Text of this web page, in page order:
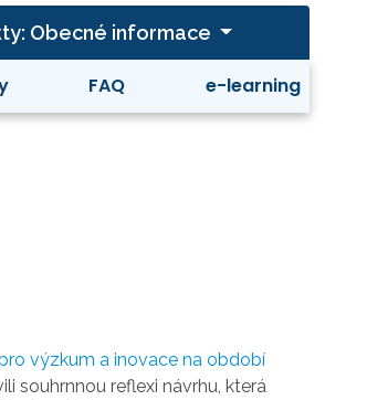
Obecné informace
FAQ e-learning
výzkum a inovace na období
souhrnnou reflexi návrhu, která